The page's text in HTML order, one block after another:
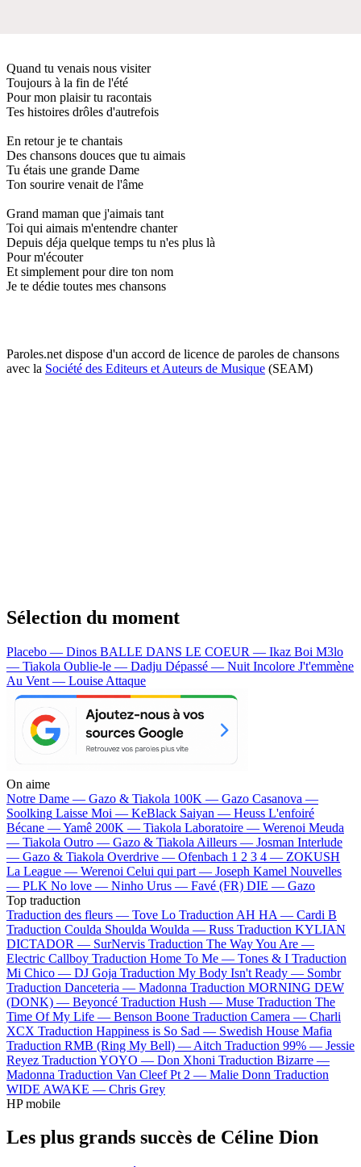
Quand tu venais nous visiter
Toujours à la fin de l'été
Pour mon plaisir tu racontais
Tes histoires drôles d'autrefois
En retour je te chantais
Des chansons douces que tu aimais
Tu étais une grande Dame
Ton sourire venait de l'âme
Grand maman que j'aimais tant
Toi qui aimais m'entendre chanter
Depuis déja quelque temps tu n'es plus là
Pour m'écouter
Et simplement pour dire ton nom
Je te dédie toutes mes chansons
Paroles.net dispose d'un accord de licence de paroles de chansons
avec la Société des Editeurs et Auteurs de Musique (SEAM)
Sélection du moment
Placebo — Dinos BALLE DANS LE COEUR — Ikaz Boi M3lo
— Tiakola Oublie-le — Dadju Dépassé — Nuit Incolore J't'emmène
Au Vent — Louise Attaque
On aime
Notre Dame — Gazo & Tiakola 100K — Gazo Casanova —
Soolking Laisse Moi — KeBlack Saiyan — Heuss L'enfoiré
Bécane —Yamê 200K — Tiakola Laboratoire — Werenoi Meuda
— Tiakola Outro — Gazo & Tiakola Ailleurs — Josman Interlude
— Gazo & Tiakola Overdrive — Ofenbach 1 2 3 4 — ZOKUSH
La League — Werenoi Celui qui part — Joseph Kamel Nouvelles
— PLK No love — Ninho Urus — Favé (FR) DIE — Gazo
Top traduction
Traduction des fleurs — Tove Lo Traduction AH HA — Cardi B
Traduction Coulda Shoulda Woulda — Russ Traduction KYLIAN
DICTADOR — SurNervis Traduction The Way You Are —
Electric Callboy Traduction Home To Me — Tones & I Traduction
Mi Chico — DJ Goja Traduction My Body Isn't Ready — Sombr
Traduction Danceteria — Madonna Traduction MORNING DEW
(DONK) — Beyoncé Traduction Hush — Muse Traduction The
Time Of My Life — Benson Boone Traduction Camera — Charli
XCX Traduction Happiness is So Sad — Swedish House Mafia
Traduction RMB (Ring My Bell) — Aitch Traduction 99% — Jessie
Reyez Traduction YOYO — Don Xhoni Traduction Bizarre —
Madonna Traduction Van Cleef Pt 2 — Malie Donn Traduction
WIDE AWAKE — Chris Grey
HP mobile
Les plus grands succès de Céline Dion